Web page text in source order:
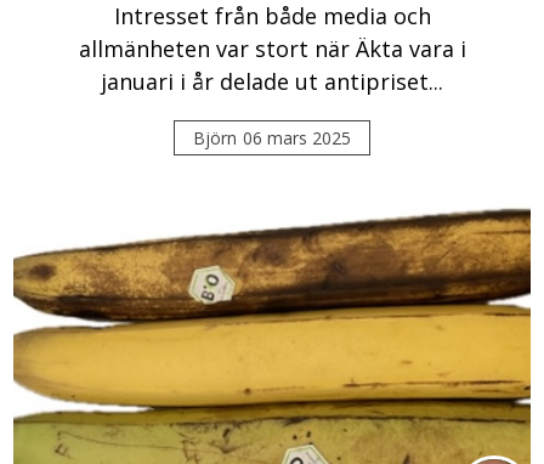
Intresset från både media och
allmänheten var stort när Äkta vara i
januari i år delade ut antipriset...
Björn 06 mars 2025